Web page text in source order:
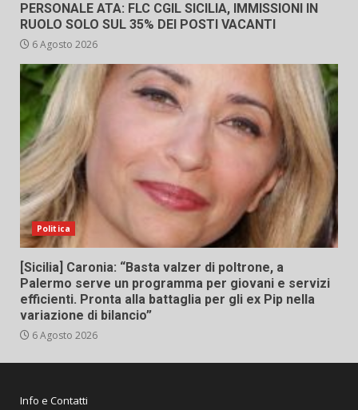
PERSONALE ATA: FLC CGIL SICILIA, IMMISSIONI IN
RUOLO SOLO SUL 35% DEI POSTI VACANTI
6 Agosto 2026
Politica
[Sicilia] Caronia: “Basta valzer di poltrone, a
Palermo serve un programma per giovani e servizi
efficienti. Pronta alla battaglia per gli ex Pip nella
variazione di bilancio”
6 Agosto 2026
Info e Contatti